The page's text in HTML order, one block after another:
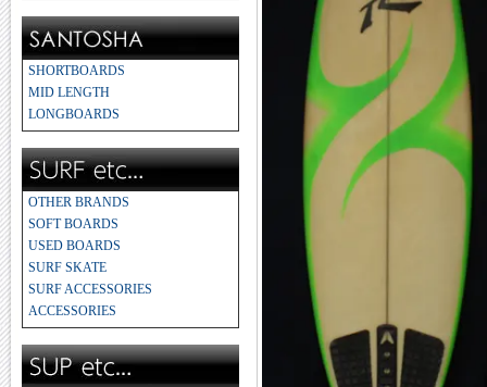
SHORTBOARDS
MID LENGTH
LONGBOARDS
OTHER BRANDS
SOFT BOARDS
USED BOARDS
SURF SKATE
SURF ACCESSORIES
ACCESSORIES